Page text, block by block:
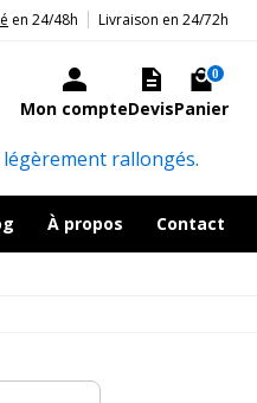
et acteurs publics.
en 24/48h Livraison en 24/72h
Mon compteDevisPanier
0
rallongés.
À propos Contact